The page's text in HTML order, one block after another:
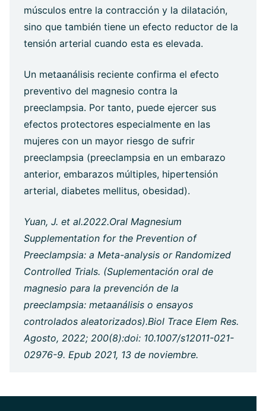
músculos entre la contracción y la dilatación,
sino que también tiene un efecto reductor de la
tensión arterial cuando esta es elevada.
Un metaanálisis reciente confirma el efecto
preventivo del magnesio contra la
preeclampsia. Por tanto, puede ejercer sus
efectos protectores especialmente en las
mujeres con un mayor riesgo de sufrir
preeclampsia (preeclampsia en un embarazo
anterior, embarazos múltiples, hipertensión
arterial, diabetes mellitus, obesidad).
Yuan, J. et al.2022.Oral Magnesium
Supplementation for the Prevention of
Preeclampsia: a Meta-analysis or Randomized
Controlled Trials. (Suplementación oral de
magnesio para la prevención de la
preeclampsia: metaanálisis o ensayos
controlados aleatorizados).Biol Trace Elem Res.
Agosto, 2022; 200(8):doi: 10.1007/s12011-021-
02976-9. Epub 2021, 13 de noviembre.